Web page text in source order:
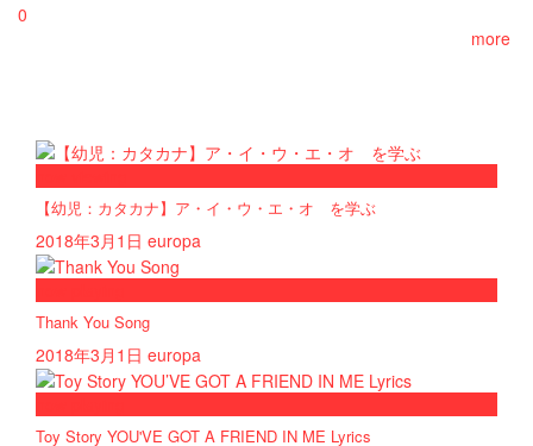
0
more
【幼児：カタカナ】ア・イ・ウ・エ・オ を学ぶ
2018年3月1日 europa
Thank You Song
2018年3月1日 europa
Toy Story YOU'VE GOT A FRIEND IN ME Lyrics